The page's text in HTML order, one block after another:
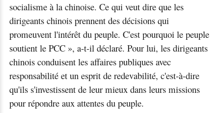
socialisme à la chinoise. Ce qui veut dire que les
dirigeants chinois prennent des décisions qui
promeuvent l'intérêt du peuple. C'est pourquoi le peuple
soutient le PCC », a-t-il déclaré. Pour lui, les dirigeants
chinois conduisent les affaires publiques avec
responsabilité et un esprit de redevabilité, c'est-à-dire
qu'ils s'investissent de leur mieux dans leurs missions
pour répondre aux attentes du peuple.